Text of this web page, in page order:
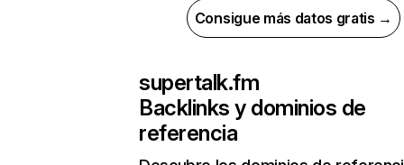
Consigue más datos gratis →
supertalk.fm
Backlinks y dominios de
referencia